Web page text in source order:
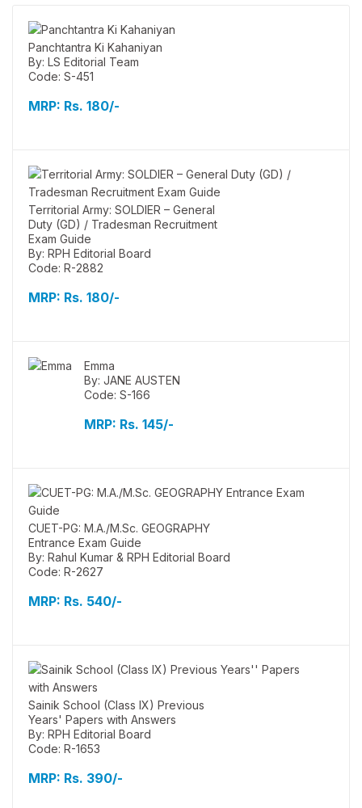
Panchtantra Ki Kahaniyan
By: LS Editorial Team
Code: S-451
MRP: Rs. 180/-
Territorial Army: SOLDIER – General
Duty (GD) / Tradesman Recruitment
Exam Guide
By: RPH Editorial Board
Code: R-2882
MRP: Rs. 180/-
Emma
By: JANE AUSTEN
Code: S-166
MRP: Rs. 145/-
CUET-PG: M.A./M.Sc. GEOGRAPHY
Entrance Exam Guide
By: Rahul Kumar & RPH Editorial Board
Code: R-2627
MRP: Rs. 540/-
Sainik School (Class IX) Previous
Years' Papers with Answers
By: RPH Editorial Board
Code: R-1653
MRP: Rs. 390/-